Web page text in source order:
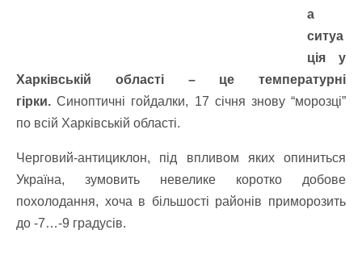
а
ситуа
ція у
Харківській області – це температурні
гірки. Синоптичні гойдалки, 17 січня знову “морозці”
по всій Харківській області.
Черговий-антициклон, під впливом яких опиниться
Україна, зумовить невелике коротко добове
похолодання, хоча в більшості районів приморозить
до -7…-9 градусів.